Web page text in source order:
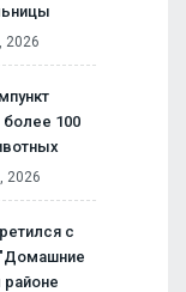
2026
100
2026
с
районе